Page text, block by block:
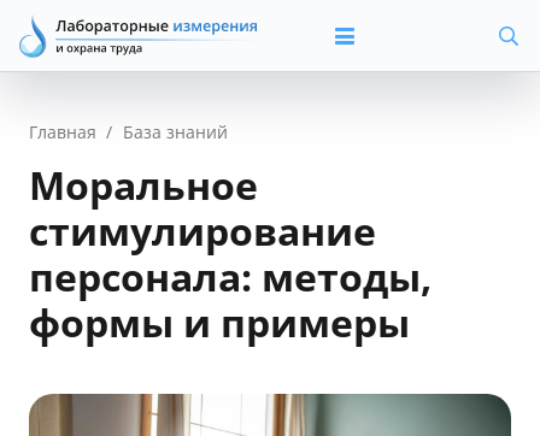
Главная / База знаний
Моральное
стимулирование
персонала: методы,
формы и примеры